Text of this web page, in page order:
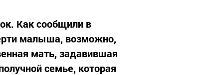
Как сообщили в
малыша, возможно,
мать, задавившая
семье, которая